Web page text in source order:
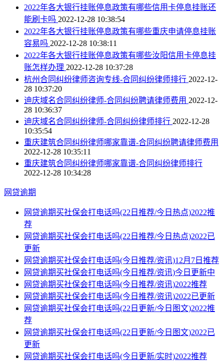
2022年各大银行挂账停息政策有哪些信用卡停息挂账还
能刷卡吗 2022-12-28 10:38:54
2022年各大银行挂账停息政策有哪些重庆申请停息挂账
容易吗 2022-12-28 10:38:11
2022年各大银行挂账停息政策有哪些汝阳信用卡停息挂
账怎样办理 2022-12-28 10:37:28
杭州合同纠纷律师咨询专线-合同纠纷律师排行 2022-12-
28 10:37:20
迪庆域名合同纠纷律师-合同纠纷聘请律师费用 2022-12-
28 10:36:37
迪庆域名合同纠纷律师-合同纠纷律师排行 2022-12-28
10:35:54
重庆建筑合同纠纷律师哪家靠谱-合同纠纷聘请律师费用
2022-12-28 10:35:11
重庆建筑合同纠纷律师哪家靠谱-合同纠纷律师排行
2022-12-28 10:34:28
网贷逾期
网贷逾期买社保会打电话吗(22日推荐/今日热点)2022推
荐
网贷逾期买社保会打电话吗(22日推荐/今日热点)2022已
更新
网贷逾期买社保会打电话吗(今日推荐/资讯)12月7日推荐
网贷逾期买社保会打电话吗(今日推荐/资讯)今日更新中
网贷逾期买社保会打电话吗(今日推荐/资讯)2022推荐
网贷逾期买社保会打电话吗(今日推荐/资讯)2022已更新
网贷逾期买社保会打电话吗(22日更新/今日图文)2022推
荐
网贷逾期买社保会打电话吗(22日更新/今日图文)2022已
更新
网贷逾期买社保会打电话吗(今日更新/实时)2022推荐